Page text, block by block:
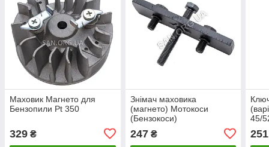
Маховик Магнето для
Бензопили Pt 350
329 ₴
Знімач маховика
(магнето) Мотокоси
(Бензокоси)
247₴
45/
251